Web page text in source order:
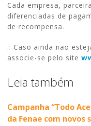
Cada empresa,
diferenciadas de
de recompensa.
:: Caso ainda não
associe-se pelo site
Leia também
Campanha “Todo
da Fenae com novos